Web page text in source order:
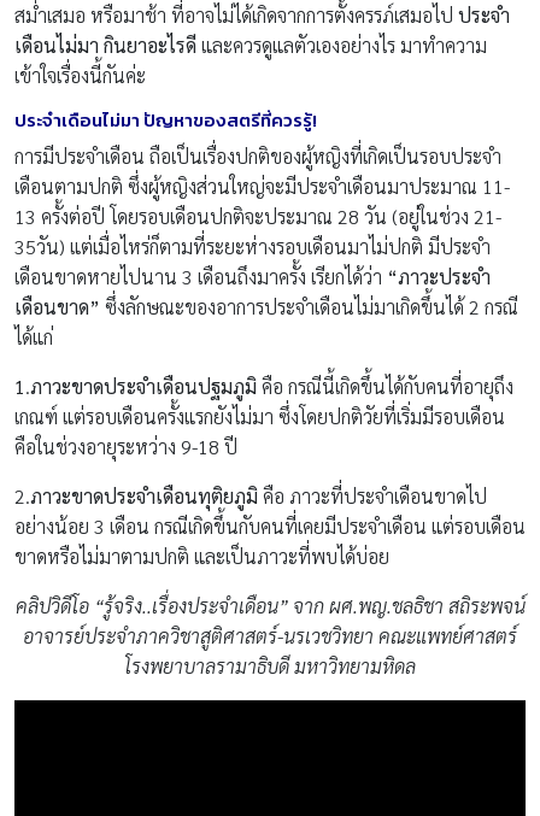
สม่ำเสมอ หรือมาช้า ที่อาจไม่ได้เกิดจากการตั้งครรภ์เสมอไป ประจำ
เดือนไม่มา กินยาอะไรดีและควรดูแลตัวเองอย่างไร มาทำความ
เข้าใจเรื่องนี้กันค่ะ
ประจำเดือนไม่มา ปัญหาของสตรีที่ควรรู้!
การมีประจำเดือน ถือเป็นเรื่องปกติของผู้หญิงที่เกิดเป็นรอบประจำ
เดือนตามปกติ ซึ่งผู้หญิงส่วนใหญ่จะมีประจำเดือนมาประมาณ 11-
13 ครั้งต่อปี โดยรอบเดือนปกติจะประมาณ 28 วัน (อยู่ในช่วง 21-
35วัน) แต่เมื่อไหร่ก็ตามที่ระยะห่างรอบเดือนมาไม่ปกติ มีประจำ
เดือนขาดหายไปนาน 3 เดือนถึงมาครั้ง เรียกได้ว่า “ภาวะประจำ
เดือนขาด” ซึ่งลักษณะของอาการประจำเดือนไม่มาเกิดขึ้นได้ 2 กรณี
ได้แก่
1 .ภาวะขาดประจำเดือนปฐมภูมิคือ กรณีนี้เกิดขึ้นได้กับคนที่อายุถึง
เกณฑ์ แต่รอบเดือนครั้งแรกยังไม่มา ซึ่งโดยปกติวัยที่เริ่มมีรอบเดือน
คือในช่วงอายุระหว่าง 9-18 ปี
2.ภาวะขาดประจำเดือนทุติยภูมิคือ ภาวะที่ประจำเดือนขาดไป
อย่างน้อย 3 เดือน กรณีเกิดขึ้นกับคนที่เคยมีประจำเดือน แต่รอบเดือน
ขาดหรือไม่มาตามปกติ และเป็นภาวะที่พบได้บ่อย
คลิปวิดีโอ “รู้จริง..เรื่องประจำเดือน” จาก ผศ.พญ.ชลธิชา สถิระพจน์
อาจารย์ประจำภาควิชาสูติศาสตร์-นรเวชวิทยา คณะแพทย์ศาสตร์
โรงพยาบาลรามาธิบดี มหาวิทยามหิดล